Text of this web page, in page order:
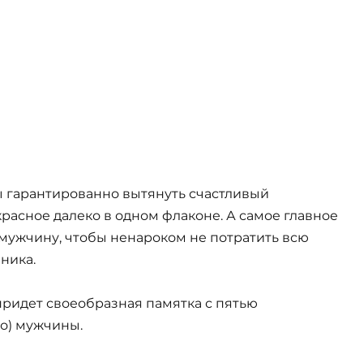
гарантированно вытянуть счастливый
далеко в одном флаконе. А самое главное
чтобы ненароком не потратить всю
своеобразная памятка с пятью
мужчины.